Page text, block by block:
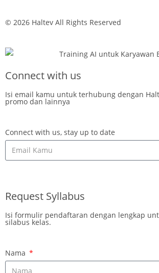
© 2026 Haltev All Rights Reserved
Connect with us
Isi email kamu untuk terhubung dengan
promo dan lainnya
Connect with us, stay up to date
Request Syllabus
Isi formulir pendaftaran dengan lengkap
silabus kelas.
Nama